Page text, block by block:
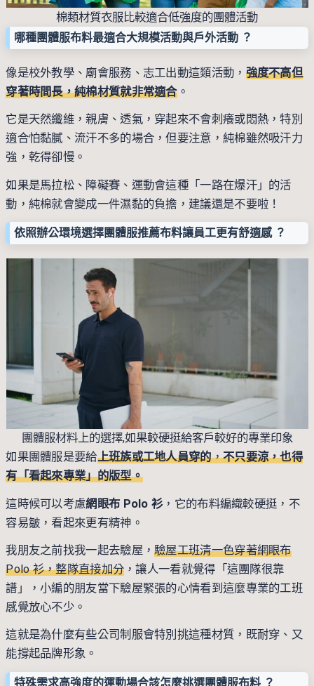
棉類材質衣服比較適合低強度的團體活動
哪種團體服布料最適合大規模活動與戶外活動 ？
像是校外教學、廟會服務、志工出動這類活動， 強度不高但
穿著時間長，純棉材質就非常適合。
它是天然纖維，親膚、透氣，穿起來不會刺癢或悶熱，特別
適合怕黏膩、流汗不多的場合，但要注意，純棉雖然吸汗力
強，乾得卻慢。
如果是馬拉松、障礙賽、運動會這種「一路在爆汗」的活
動，純棉就會變成一件濕黏的負擔，建議還是不要啦！
依照辦公環境選擇團體服推薦布料讓員工更有舒適感 ？
團體服材料上的選擇,如果較硬挺給客戶較好的專業印象
如果團體服是要給上班族或工地人員穿的，不只要涼，也得
有「看起來專業」的版型。
這時候可以考慮網眼布 Polo 衫，它的布料編織較硬挺，不
容易皺，看起來更有精神。
我朋友之前找我一起去驗屋，驗屋工班清一色穿著網眼布
Polo 衫，整隊直接加分 ，讓人一看就覺得「這團隊很靠
譜」，小編的朋友當下驗屋緊張的心情看到這麼專業的工班
感覺放心不少。
這就是為什麼有些公司制服會特別挑這種材質，既耐穿、又
能撐起品牌形象。
特殊需求高強度的運動場合該怎麼挑選團體服布料 ？